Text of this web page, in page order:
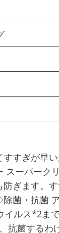
すぎが早い
ーパーク
ぎます。
菌・抗菌
ルス*2ま
抗菌するわ